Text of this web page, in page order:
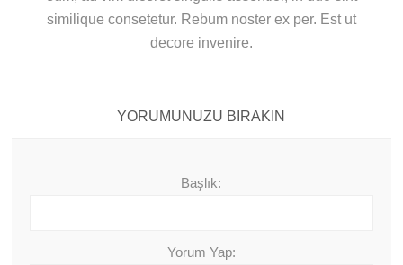
similique consetetur. Rebum noster ex per. Est ut
decore invenire.
YORUMUNUZU BIRAKIN
Başlık:
Yorum Yap: